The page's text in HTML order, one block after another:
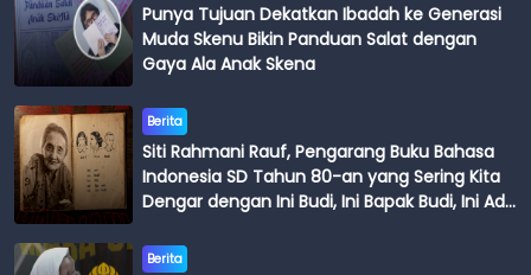
Punya Tujuan Dekatkan Ibadah ke Generasi
Muda Skenu Bikin Panduan Salat dengan
Gaya Ala Anak Skena
Berita
Siti Rahmani Rauf, Pengarang Buku Bahasa
Indonesia SD Tahun 80-an yang Sering Kita
Dengar dengan Ini Budi, Ini Bapak Budi, Ini Adik
Berita